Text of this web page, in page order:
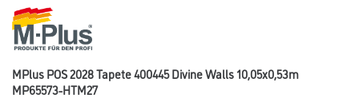
MPlus POS 2028 Tapete 400445 Divine Walls 10,05x0,53m
MP65573-HTM27